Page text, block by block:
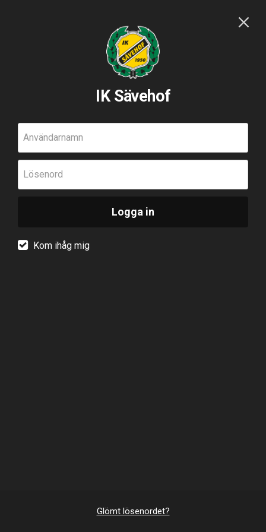
IK Sävehof
Användarnamn
Lösenord
Logga in
Kom ihåg mig
Glömt lösenordet?